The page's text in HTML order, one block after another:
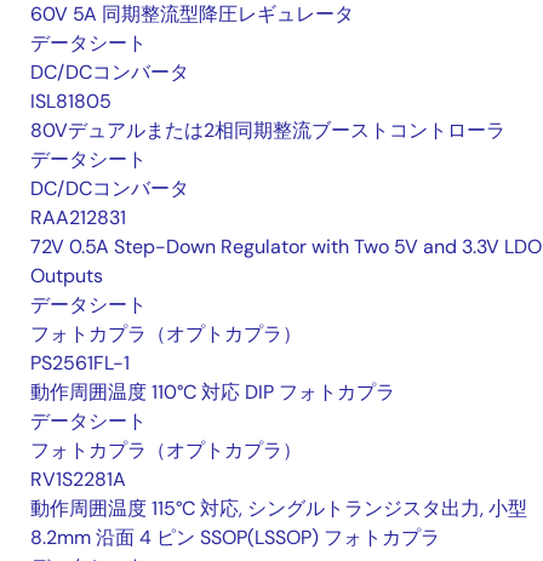
60V 5A 同期整流型降圧レギュレータ
データシート
DC/DCコンバータ
ISL81805
80Vデュアルまたは2相同期整流ブーストコントローラ
データシート
DC/DCコンバータ
RAA212831
72V 0.5A Step-Down Regulator with Two 5V and 3.3V LDO
Outputs
データシート
フォトカプラ（オプトカプラ）
PS2561FL-1
動作周囲温度 110°C 対応 DIP フォトカプラ
データシート
フォトカプラ（オプトカプラ）
RV1S2281A
動作周囲温度 115°C 対応, シングルトランジスタ出力, 小型
8.2mm 沿面 4 ピン SSOP(LSSOP) フォトカプラ